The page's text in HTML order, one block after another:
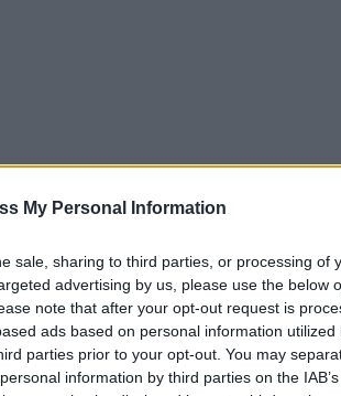
My Personal Information
sale, sharing to third parties, or processing of
advertising by us, please use the below
note that after your opt-out request is
ads based on personal information
parties prior to your opt-out. You may
information by third parties on the